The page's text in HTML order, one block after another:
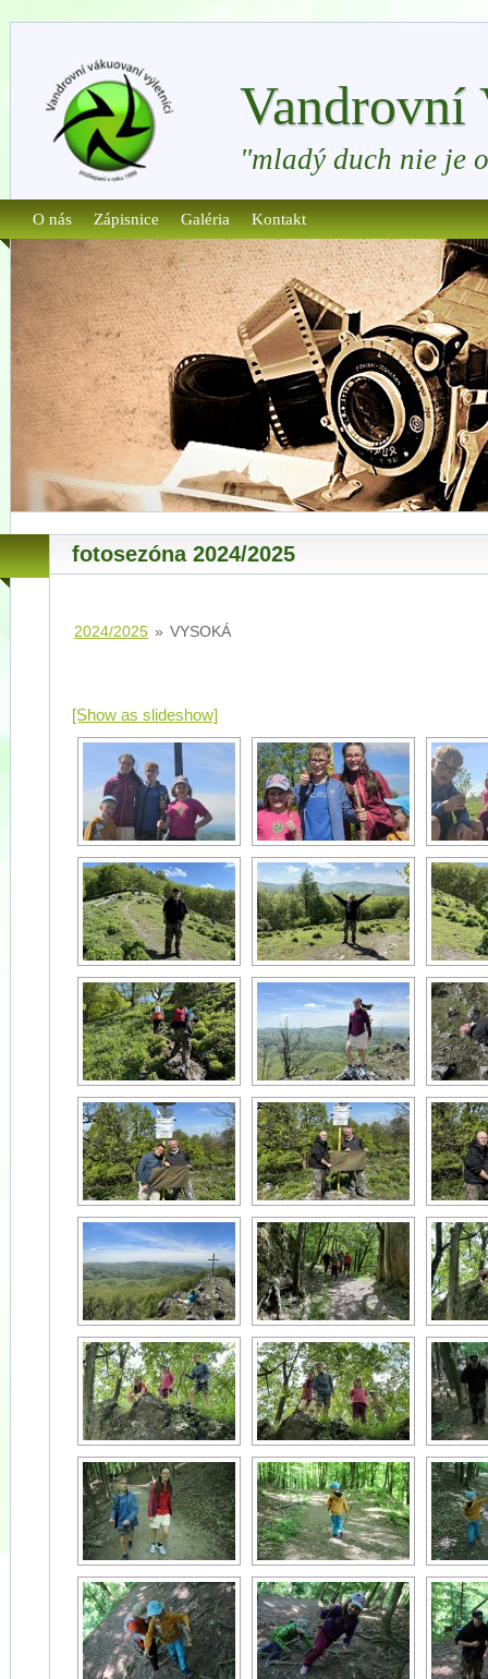
"mladý duch nie je
O nás Zápisnice Galéria Kontakt
fotosezóna 2024/2025
2024/2025 » VYSOKÁ
[Show as slideshow]